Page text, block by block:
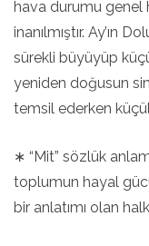
hava durumu genel
inanılmıştır. Ay’ın
sürekli büyüyüp
yeniden doğusun
temsil ederken
∗ “Mit” sözlük
toplumun hayal
bir anlatımı olan